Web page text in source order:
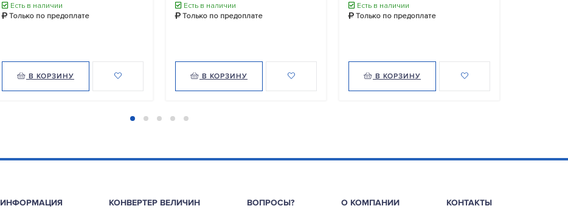
Есть в наличии
Только по предоплате
В КОРЗИНУ
Есть в наличии
Только по предоплате
В КОРЗИНУ
Есть в наличии
Только по предоплате
В КОРЗИНУ
ИНФОРМАЦИЯ КОНВЕРТЕР ВЕЛИЧИН ВОПРОСЫ? О КОМПАНИИ КОНТАКТЫ